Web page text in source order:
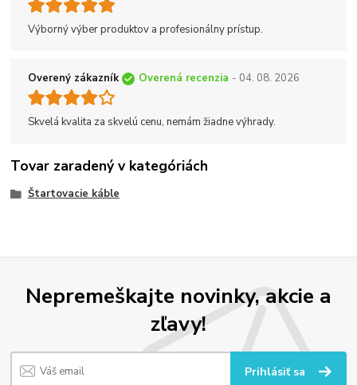
Výborný výber produktov a profesionálny prístup.
Overený zákazník Overená recenzia - 04. 08. 2026
Skvelá kvalita za skvelú cenu, nemám žiadne výhrady.
Tovar zaradený v kategóriách
Štartovacie káble
Nepremeškajte novinky, akcie a
zľavy!
Prihlásiť sa